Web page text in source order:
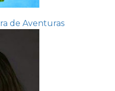
de Aventuras